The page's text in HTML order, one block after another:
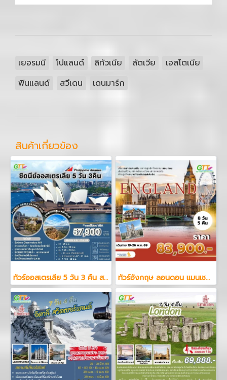
เยอรมนี โปแลนด์ ลิทัวเนีย ลัตเวีย
เอสโตเนีย
ฟินแลนด์
สวีเดน เดนมาร์ก
สินค้าเกี่ยวข้อง
ทัวร์ออสเตรเลีย 5 วัน 3 คืน สายการบินฟิลิปปินส์ แอร์ไลน์ ทัวร์อังกฤษ ลอนดอน แมนเชสเตอร์ 8 วัน 5 คืน